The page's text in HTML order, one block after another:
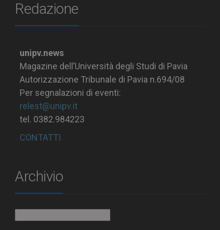
Redazione
unipv.news
Magazine dell’Università degli Studi di Pavia
Autorizzazione Tribunale di Pavia n.694/08
Per segnalazioni di eventi:
relest@unipv.it
tel. 0382.984223
CONTATTI
Archivio